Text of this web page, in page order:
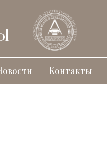
Контакты